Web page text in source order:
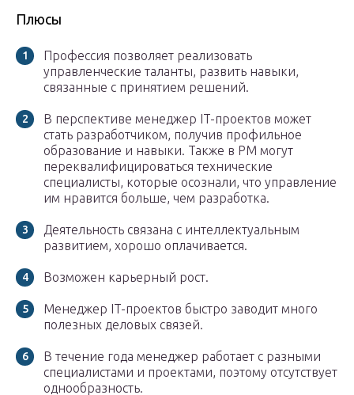
Плюсы
Профессия позволяет реализовать
управленческие таланты, развить навыки,
связанные с принятием решений.
В перспективе менеджер IT-проектов может
стать разработчиком, получив профильное
образование и навыки. Также в PM могут
переквалифицироваться технические
специалисты, которые осознали, что управление
им нравится больше, чем разработка.
Деятельность связана с интеллектуальным
развитием, хорошо оплачивается.
Возможен карьерный рост.
Менеджер IT-проектов быстро заводит много
полезных деловых связей.
В течение года менеджер работает с разными
специалистами и проектами, поэтому отсутствует
однообразность.